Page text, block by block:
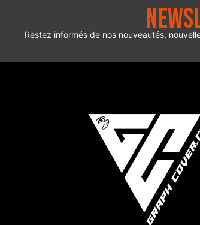
Restez informés de nos nouveautés,